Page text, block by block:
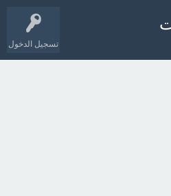
تسجيل الدخول